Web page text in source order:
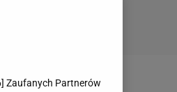
] Zaufanych Partnerów